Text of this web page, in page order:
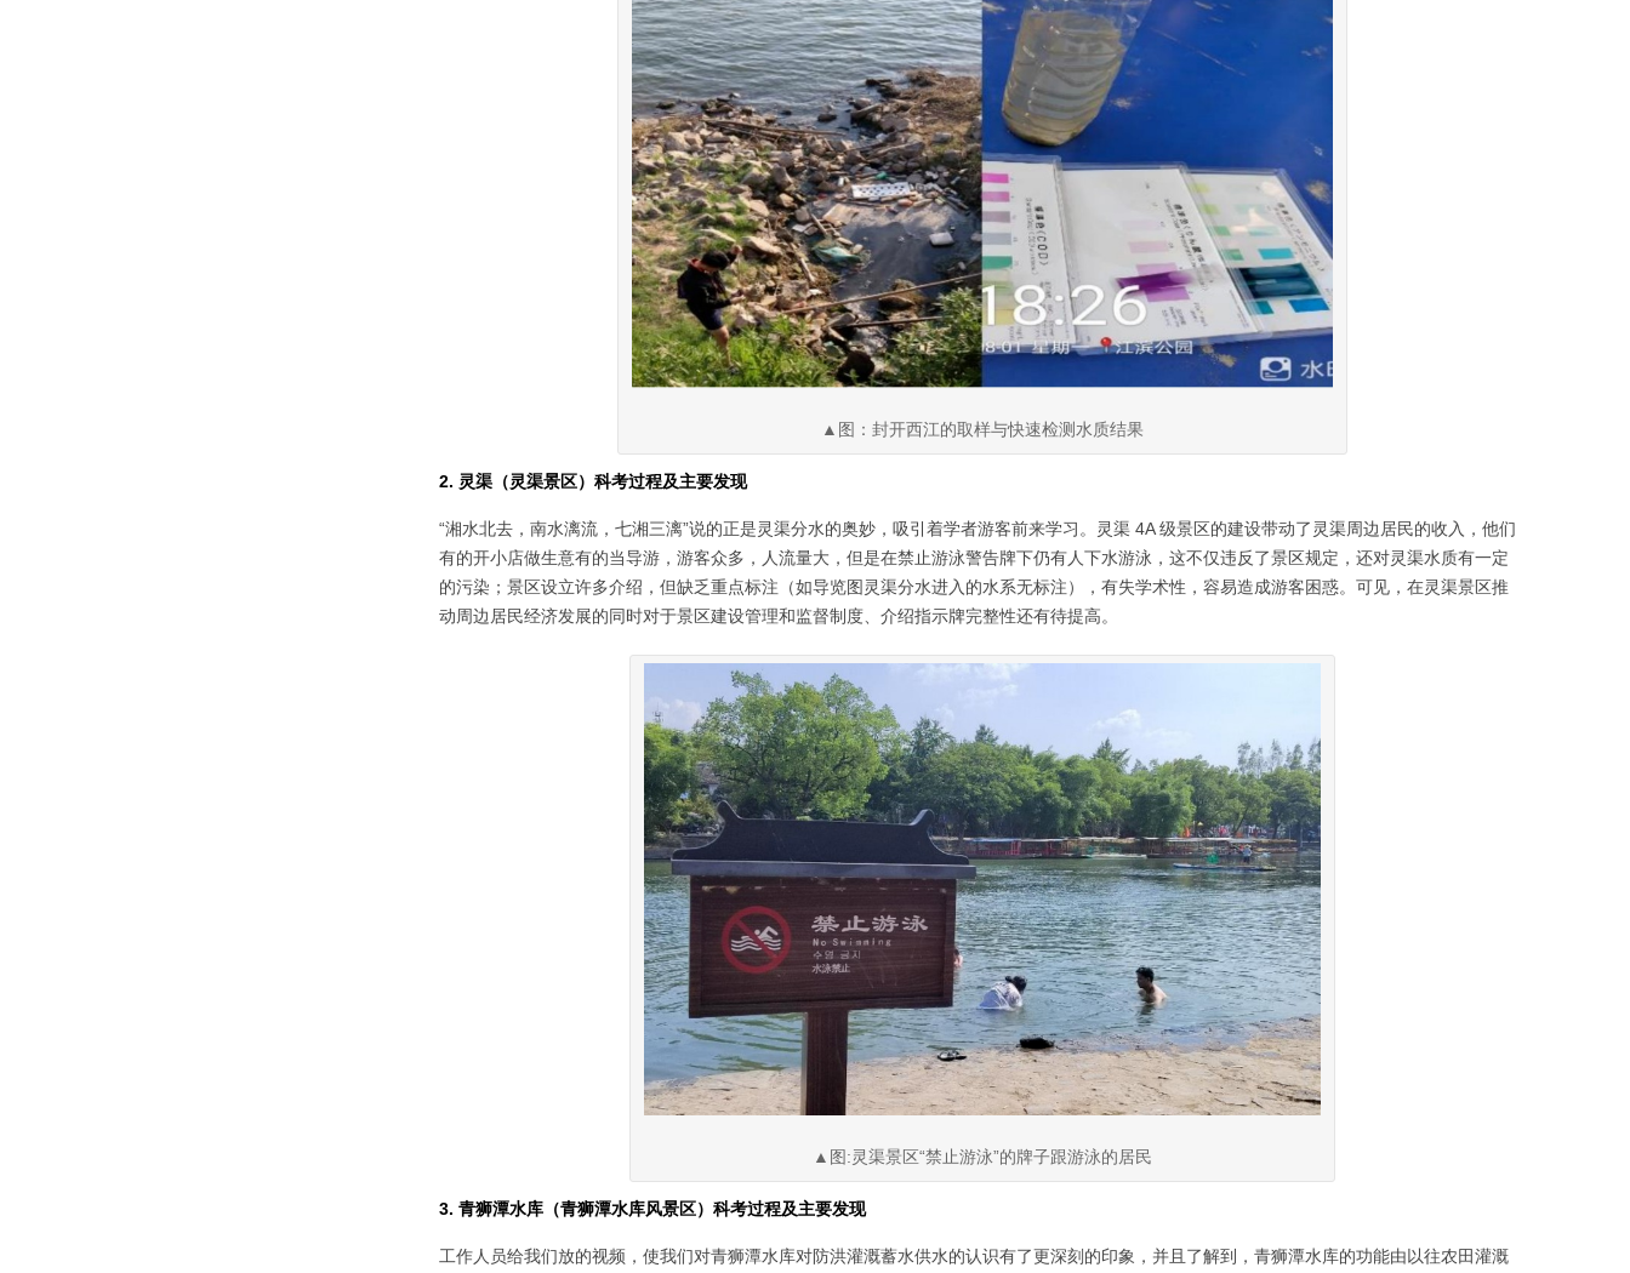
▲图：封开西江的取样与快速检测水质结果
2. 灵渠（灵渠景区）科考过程及主要发现
“湘水北去，南水漓流，七湘三漓”说的正是灵渠分水的奥妙，吸引着学者游客前来学习。灵渠 4A 级景区的建设带动了灵渠周边居民的收入，他们
有的开小店做生意有的当导游，游客众多，人流量大，但是在禁止游泳警告牌下仍有人下水游泳，这不仅违反了景区规定，还对灵渠水质有一定
的污染；景区设立许多介绍，但缺乏重点标注（如导览图灵渠分水进入的水系无标注），有失学术性，容易造成游客困惑。可见，在灵渠景区推
动周边居民经济发展的同时对于景区建设管理和监督制度、介绍指示牌完整性还有待提高。
▲图:灵渠景区“禁止游泳”的牌子跟游泳的居民
3. 青狮潭水库（青狮潭水库风景区）科考过程及主要发现
工作人员给我们放的视频，使我们对青狮潭水库对防洪灌溉蓄水供水的认识有了更深刻的印象，并且了解到，青狮潭水库的功能由以往农田灌溉